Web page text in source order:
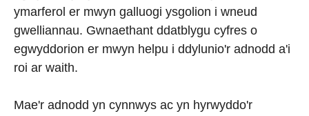
ymarferol er mwyn galluogi ysgolion i wneud
gwelliannau. Gwnaethant ddatblygu cyfres o
egwyddorion er mwyn helpu i ddylunio'r adnodd a'i
roi ar waith.
Mae'r adnodd yn cynnwys ac yn hyrwyddo'r